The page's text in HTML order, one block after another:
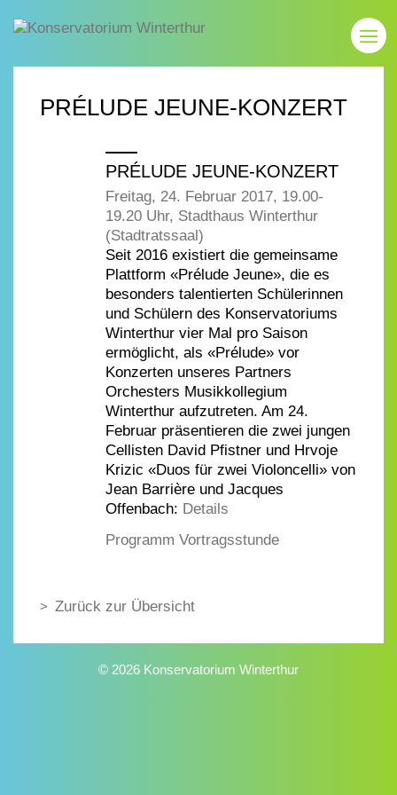
PRÉLUDE JEUNE-KONZERT
PRÉLUDE JEUNE-KONZERT
Freitag, 24. Februar 2017, 19.00-
19.20 Uhr, Stadthaus Winterthur
(Stadtratssaal)
Seit 2016 existiert die gemeinsame
Plattform «Prélude Jeune», die es
besonders talentierten Schülerinnen
und Schülern des Konservatoriums
Winterthur vier Mal pro Saison
ermöglicht, als «Prélude» vor
Konzerten unseres Partners
Orchesters Musikkollegium
Winterthur aufzutreten. Am 24.
Februar präsentieren die zwei jungen
Cellisten David Pfistner und Hrvoje
Krizic «Duos für zwei Violoncelli» von
Jean Barrière und Jacques
Offenbach: Details
Programm Vortragsstunde
Zurück zur Übersicht
© 2026 Konservatorium Winterthur